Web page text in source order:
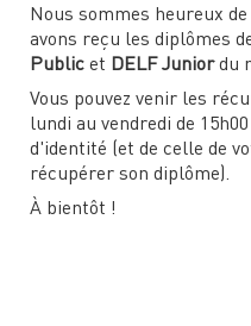
Nous sommes heureux
avons reçu les diplômes
Public et DELF Juniordu
Vous pouvez venir les
lundi au vendredi de
d'identité (et de celle de
récupérer son diplôme).
À bientôt !